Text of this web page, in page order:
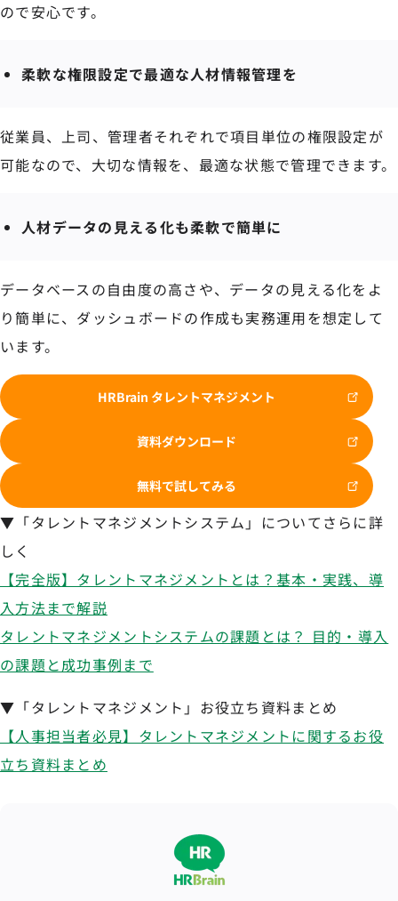
ので安心です。
柔軟な権限設定で最適な人材情報管理を
従業員、上司、管理者それぞれで項目単位の権限設定が
可能なので、大切な情報を、最適な状態で管理できます。
人材データの見える化も柔軟で簡単に
データベースの自由度の高さや、データの見える化をよ
り簡単に、ダッシュボードの作成も実務運用を想定して
います。
HRBrain タレントマネジメント
資料ダウンロード
無料で試してみる
▼「タレントマネジメントシステム」についてさらに詳
しく
【完全版】タレントマネジメントとは？基本・実践、導
入方法まで解説
タレントマネジメントシステムの課題とは？ 目的・導入
の課題と成功事例まで
▼「タレントマネジメント」お役立ち資料まとめ
【人事担当者必見】タレントマネジメントに関するお役
立ち資料まとめ